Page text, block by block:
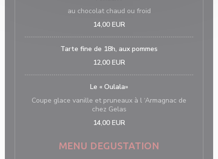
au chocolat chaud ou froid
14,00 EUR
Tarte fine de 18h, aux pommes
12,00 EUR
Le « Oulala»
Coupe glace vanille et pruneaux à l ‘Armagnac de
chez Gelas
14,00 EUR
MENU DEGUSTATION